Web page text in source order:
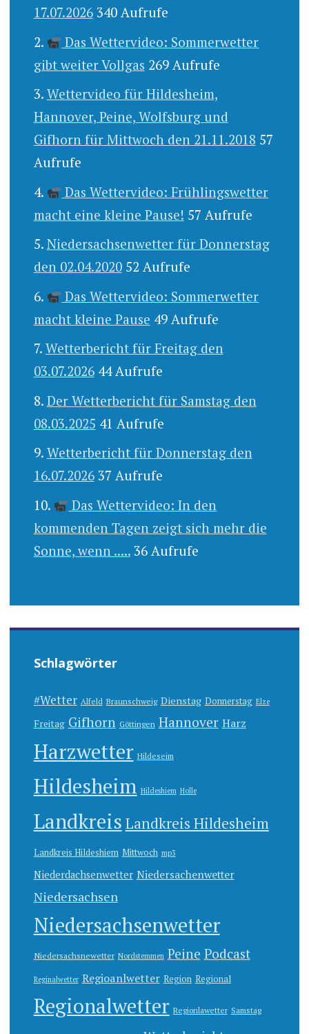
17.07.2026 340 Aufrufe
Das Wettervideo: Sommerwetter
gibt weiter Vollgas 269 Aufrufe
Wettervideo für Hildesheim,
Hannover, Peine, Wolfsburg und
Gifhorn für Mittwoch den 21.11.2018 57
Aufrufe
Das Wettervideo: Frühlingswetter
macht eine kleine Pause! 57 Aufrufe
Niedersachsenwetter für Donnerstag
den 02.04.2020 52 Aufrufe
Das Wettervideo: Sommerwetter
macht kleine Pause 49 Aufrufe
Wetterbericht für Freitag den
03.07.2026 44 Aufrufe
Der Wetterbericht für Samstag den
08.03.2025 41 Aufrufe
Wetterbericht für Donnerstag den
16.07.2026 37 Aufrufe
Das Wettervideo: In den
kommenden Tagen zeigt sich mehr die
Sonne, wenn ..... 36 Aufrufe
Schlagwörter
#Wetter Alfeld Braunschweig Dienstag Donnerstag Elze
Freitag Gifhorn Göttingen Hannover Harz
Harzwetter Hildeseim
Hildesheim Hildeshiem Holle
Landkreis Landkreis Hildesheim
Landkreis Hildeshiem Mittwoch mp3
Niederdachsenwetter Niedersachenwetter
Niedersachsen
Niedersachsenwetter
Niedersachsnewetter Nordstemmen Peine Podcast
Reginalwetter Regioanlwetter Region Regional
Regionalwetter Regionlawetter Samstag